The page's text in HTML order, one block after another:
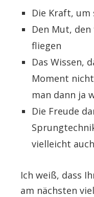
Die Kraft, um
Den Mut,
fliegen
Das Wissen,
Moment
man dann ja
Die Freude
vielleicht
Ich weiß, dass
am nächsten